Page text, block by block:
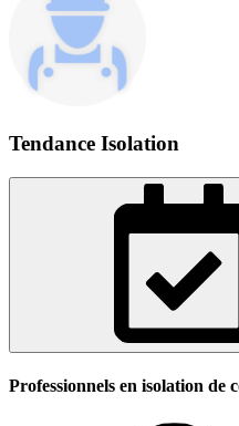
Tendance Isolation
Professionnels en isolation de